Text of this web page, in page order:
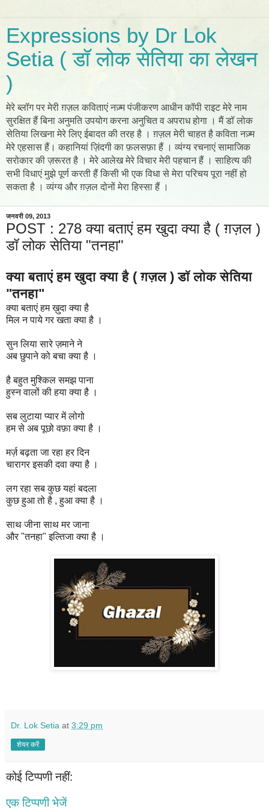
Expressions by Dr Lok
Setia ( डॉ लोक सेतिया का लेखन
)
मेरे ब्लॉग पर मेरी ग़ज़ल कविताएं नज़्म पंजीकरण आधीन कॉपी राइट मेरे नाम
सुरक्षित हैं बिना अनुमति उपयोग करना अनुचित व अपराध होगा । मैं डॉ लोक
सेतिया लिखना मेरे लिए ईबादत की तरह है । ग़ज़ल मेरी चाहत है कविता नज़्म
मेरे एहसास हैं। कहानियां ज़िंदगी का फ़लसफ़ा हैं । व्यंग्य रचनाएं सामाजिक
सरोकार की ज़रूरत है । मेरे आलेख मेरे विचार मेरी पहचान हैं । साहित्य की
सभी विधाएं मुझे पूर्ण करती हैं किसी भी एक विधा से मेरा परिचय पूरा नहीं हो
सकता है । व्यंग्य और ग़ज़ल दोनों मेरा हिस्सा हैं ।
जनवरी 09, 2013
POST : 278 क्या बताएं हम खुदा क्या है ( ग़ज़ल )
डॉ लोक सेतिया "तनहा"
क्या बताएं हम खुदा क्या है ( ग़ज़ल ) डॉ लोक सेतिया
"तनहा"
क्या बताएं हम ख़ुदा क्या है
मिल न पाये गर खता क्या है ।
सुन लिया सारे ज़माने ने
अब छुपाने को बचा क्या है ।
है बहुत मुश्किल समझ पाना
हुस्न वालों की हया क्या है ।
सब लुटाया प्यार में लोगो
हम से अब पूछो वफ़ा क्या है ।
मर्ज़ बढ़ता जा रहा हर दिन
चारागर इसकी दवा क्या है ।
लग रहा सब कुछ यहां बदला
कुछ हुआ तो है , हुआ क्या है ।
साथ जीना साथ मर जाना
और "तनहा" इल्तिजा क्या है ।
Dr. Lok Setia at 3:29 pm
शेयर करें
कोई टिप्पणी नहीं:
एक टिप्पणी भेजें